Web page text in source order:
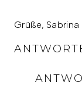
Grüße, Sabrina